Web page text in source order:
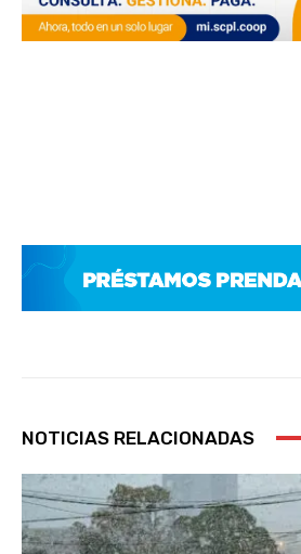
NOTICIAS RELACIONADAS